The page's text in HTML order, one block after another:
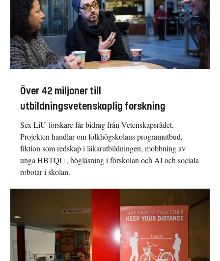
Över 42 miljoner till
utbildningsvetenskaplig forskning
Sex LiU-forskare får bidrag från Vetenskapsrådet.
Projekten handlar om folkhögskolans programutbud,
fiktion som redskap i läkarutbildningen, mobbning av
unga HBTQI+, högläsning i förskolan och AI och sociala
robotar i skolan.